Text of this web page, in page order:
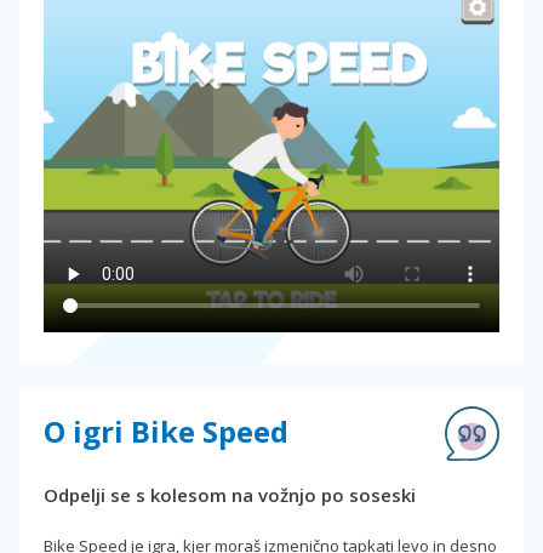
O igri Bike Speed
Odpelji se s kolesom na vožnjo po soseski
Bike Speed je igra, kjer moraš izmenično tapkati levo in desno